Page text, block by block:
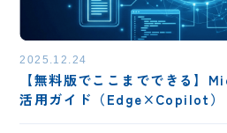
2025.12.24
【無料版でここまでできる
活用ガイド（Edge×Copilot）